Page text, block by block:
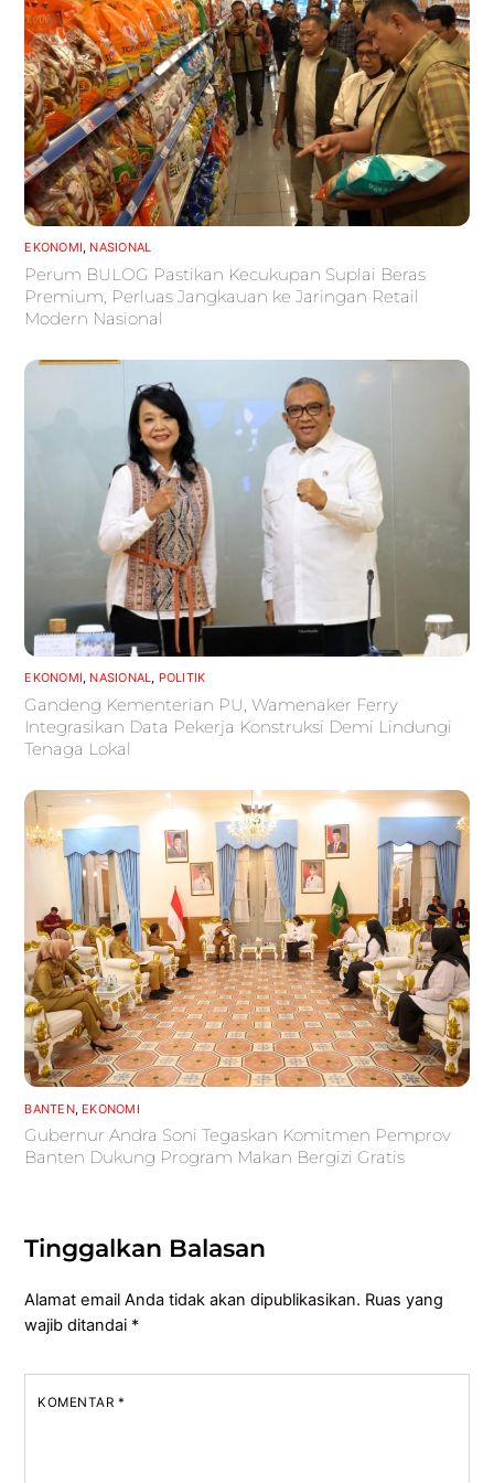
EKONOMI, NASIONAL
Perum BULOG Pastikan Kecukupan Suplai Beras
Premium, Perluas Jangkauan ke Jaringan Retail
Modern Nasional
EKONOMI, NASIONAL, POLITIK
Gandeng Kementerian PU, Wamenaker Ferry
Integrasikan Data Pekerja Konstruksi Demi Lindungi
Tenaga Lokal
BANTEN, EKONOMI
Gubernur Andra Soni Tegaskan Komitmen Pemprov
Banten Dukung Program Makan Bergizi Gratis
Tinggalkan Balasan
Alamat email Anda tidak akan dipublikasikan. Ruas yang
wajib ditandai *
KOMENTAR *